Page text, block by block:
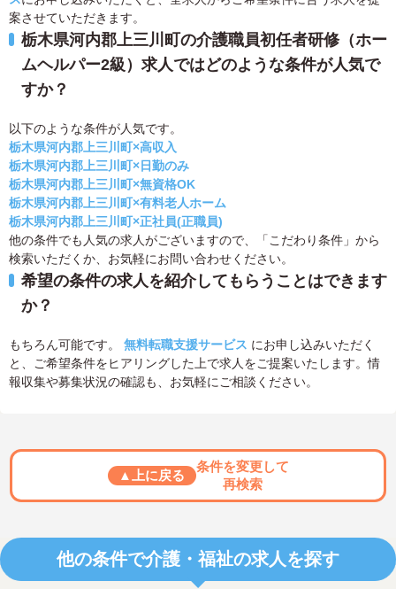
案させていただきます。
栃木県河内郡上三川町の介護職員初任者研修（ホー
ムヘルパー2級）求人ではどのような条件が人気で
すか？
以下のような条件が人気です。
栃木県河内郡上三川町×高収入
栃木県河内郡上三川町×日勤のみ
栃木県河内郡上三川町×無資格OK
栃木県河内郡上三川町×有料老人ホーム
栃木県河内郡上三川町×正社員(正職員)
他の条件でも人気の求人がございますので、「こだわり条件」から
検索いただくか、お気軽にお問い合わせください。
希望の条件の求人を紹介してもらうことはできます
か？
もちろん可能です。 無料転職支援サービス にお申し込みいただく
と、ご希望条件をヒアリングした上で求人をご提案いたします。情
報収集や募集状況の確認も、お気軽にご相談ください。
▲上に戻る
条件を変更して
再検索
他の条件で介護・福祉の求人を探す